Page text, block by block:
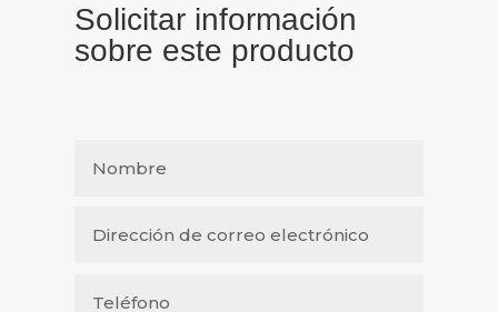
Solicitar información
sobre este producto